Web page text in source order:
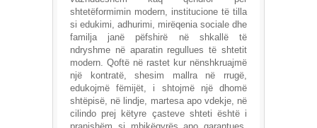
shtetëformimin modern, institucione të tilla
si edukimi, adhurimi, mirëqenia sociale dhe
familja janë pëfshirë në shkallë të
ndryshme në aparatin regullues të shtetit
modern. Qoftë në rastet kur nënshkruajmë
një kontratë, shesim mallra në rrugë,
edukojmë fëmijët, i shtojmë një dhomë
shtëpisë, në lindje, martesa apo vdekje, në
cilindo prej këtyre çasteve shteti është i